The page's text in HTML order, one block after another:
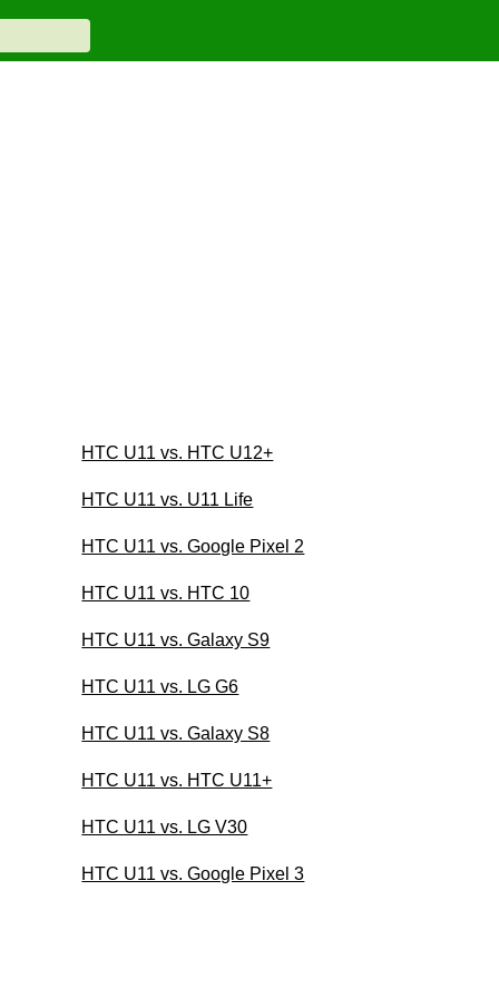
HTC U11 vs. HTC U12+
HTC U11 vs. U11 Life
HTC U11 vs. Google Pixel 2
HTC U11 vs. HTC 10
HTC U11 vs. Galaxy S9
HTC U11 vs. LG G6
HTC U11 vs. Galaxy S8
HTC U11 vs. HTC U11+
HTC U11 vs. LG V30
HTC U11 vs. Google Pixel 3